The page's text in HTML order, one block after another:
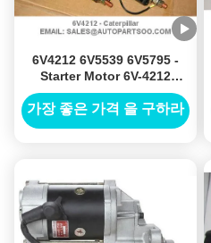
6V4212 6V5539 6V5795 -
Starter Motor 6V-4212
6V5821 12V 12T
가장 좋은 가격 을 구하라